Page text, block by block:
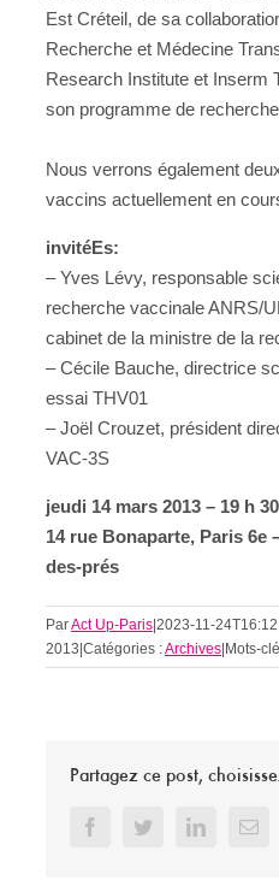
Est Créteil, de sa
Recherche et Médecine
Research Institute et Inserm
son programme de
Nous verrons également
vaccins actuellement en
invitéEs:
– Yves Lévy, responsable
recherche vaccinale ANRS/
cabinet de la ministre de la
– Cécile Bauche, directrice
essai THV01
– Joël Crouzet, président
VAC-3S
jeudi 14 mars 2013 – 19 h
14 rue Bonaparte, Paris 6e
des-prés
ParAct Up-Paris|2023-11-
2013|Catégories :Archives|Mots-
Partagez ce post,
FacebookTwitterLinkedIn